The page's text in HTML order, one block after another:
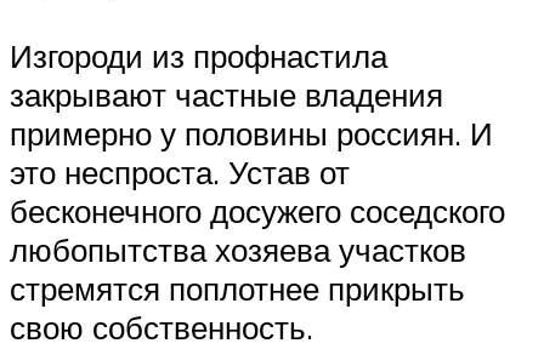
Изгороди из профнастила
закрывают частные владения
примерно у половины россиян. И
это неспроста. Устав от
бесконечного досужего соседского
любопытства хозяева участков
стремятся поплотнее прикрыть
свою собственность.